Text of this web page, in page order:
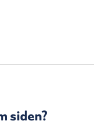
siden?